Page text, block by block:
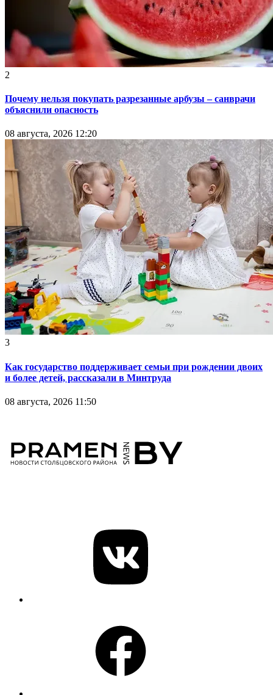
2
Почему нельзя покупать разрезанные арбузы – санврачи
объяснили опасность
08 августа, 2026 12:20
3
Как государство поддерживает семьи при рождении двоих
и более детей, рассказали в Минтруда
08 августа, 2026 11:50